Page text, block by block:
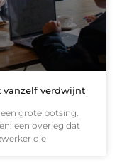
vanzelf verdwijnt
grote botsing.
een overleg dat
die